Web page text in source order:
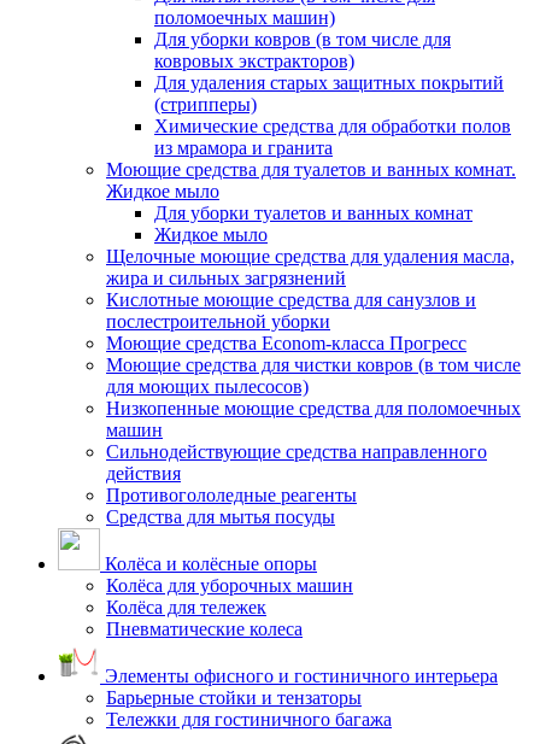
поломоечных машин)
Для уборки ковров (в том числе для
ковровых экстракторов)
Для удаления старых защитных покрытий
(стрипперы)
Химические средства для обработки полов
из мрамора и гранита
Моющие средства для туалетов и ванных комнат.
Жидкое мыло
Для уборки туалетов и ванных комнат
Жидкое мыло
Щелочные моющие средства для удаления масла,
жира и сильных загрязнений
Кислотные моющие средства для санузлов и
послестроительной уборки
Моющие средства Econom-класса Прогресс
Моющие средства для чистки ковров (в том числе
для моющих пылесосов)
Низкопенные моющие средства для поломоечных
машин
Сильнодействующие средства направленного
действия
Противогололедные реагенты
Средства для мытья посуды
Колёса и колёсные опоры
Колёса для уборочных машин
Колёса для тележек
Пневматические колеса
Элементы офисного и гостиничного интерьера
Барьерные стойки и тензаторы
Тележки для гостиничного багажа